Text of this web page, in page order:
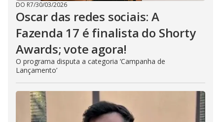
DO R7/30/03/2026
Oscar das redes sociais: A
Fazenda 17 é finalista do Shorty
Awards; vote agora!
O programa disputa a categoria ‘Campanha de
Lançamento’